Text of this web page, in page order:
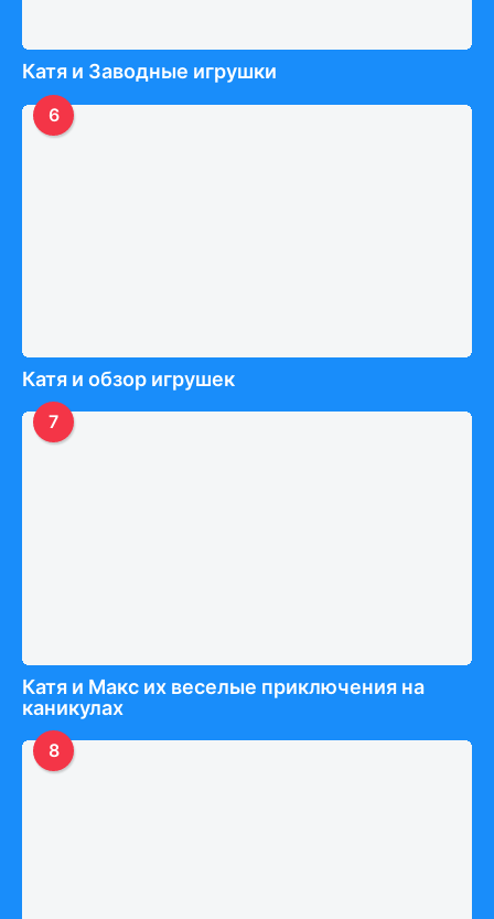
Катя и Заводные игрушки
6
Катя и обзор игрушек
7
Катя и Макс их веселые приключения на
каникулах
8